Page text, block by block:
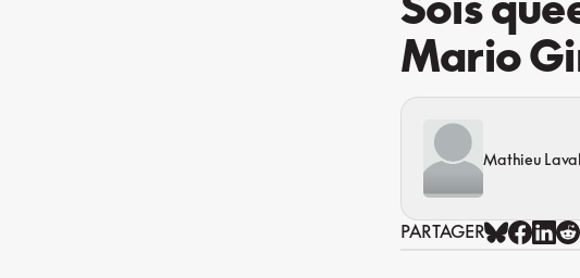
Mario
Mathieu
PARTAGER